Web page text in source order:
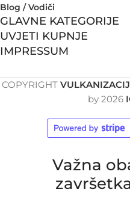
Blog / Vodiči
GLAVNE KATEGORIJE
UVJETI KUPNJE
IMPRESSUM
COPYRIGHT
by 2026
Važna